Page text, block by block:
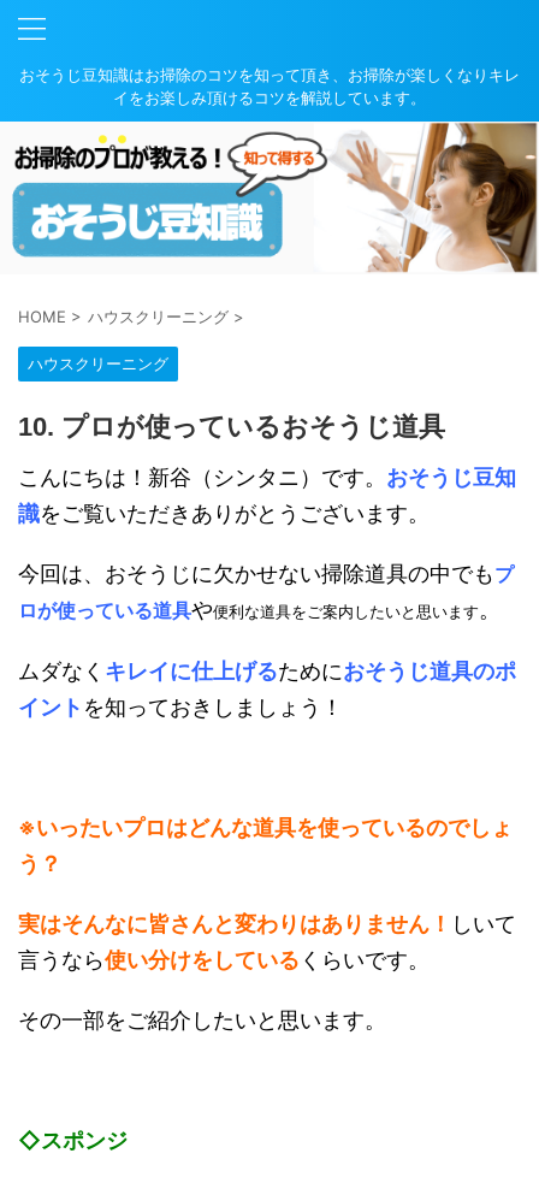
おそうじ豆知識はお掃除のコツを知って頂き、お掃除が楽しくなりキレ
イをお楽しみ頂けるコツを解説しています。
HOME > ハウスクリーニング >
ハウスクリーニング
10. プロが使っているおそうじ道具
こんにちは！新谷（シンタニ）です。 おそうじ豆知
識をご覧いただきありがとうございます。
今回は、おそうじに欠かせない掃除道具の中でもプ
ロが使っている道具や便利な道具をご案内したいと思います。
ムダなく キレイに仕上げるためにおそうじ道具のポ
イント を知っておきしましょう！
※いったいプロはどんな道具を使っているのでしょ
う？
実はそんなに皆さんと変わりはありません！ しいて
言うなら使い分けをしている くらいです。
その一部をご紹介したいと思います。
◇スポンジ